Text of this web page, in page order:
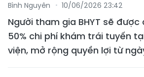
Bình Nguyên 10/06/2026 23:42
Người tham gia BHYT sẽ
50% chi phí khám trái tuyến
viện, mở rộng quyền lợi từ